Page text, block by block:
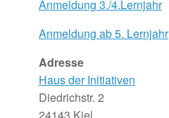
Anmeldung 3./4.Lernjahr
Anmeldung ab 5. Lernjahr
Adresse
Haus der Initiativen
Diedrichstr. 2